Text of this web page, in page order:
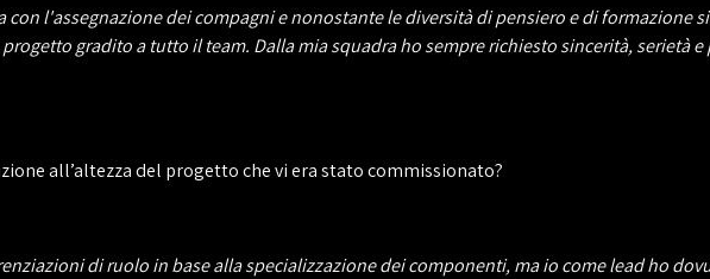
l'assegnazione dei compagni e nonostante le diversità di pensiero e di formazione
gradito a tutto il team. Dalla mia squadra ho sempre richiesto sincerità, serietà
all’altezza del progetto che vi era stato commissionato?
di ruolo in base alla specializzazione dei componenti, ma io come lead ho